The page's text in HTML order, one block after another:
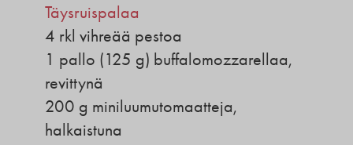
Täysruispalaa
4 rkl vihreää pestoa
1 pallo (125 g) buffalomozzarellaa,
revittynä
200 g miniluumutomaatteja,
halkaistuna